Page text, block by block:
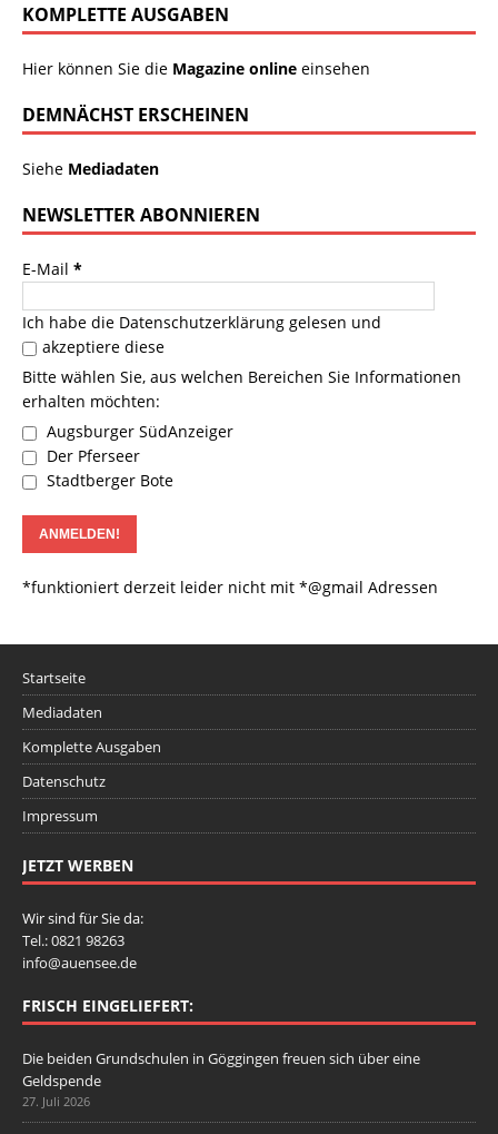
KOMPLETTE AUSGABEN
Hier können Sie die Magazine online einsehen
DEMNÄCHST ERSCHEINEN
Siehe Mediadaten
NEWSLETTER ABONNIEREN
E-Mail *
Ich habe die Datenschutzerklärung gelesen und
akzeptiere diese
Bitte wählen Sie, aus welchen Bereichen Sie Informationen
erhalten möchten:
Augsburger SüdAnzeiger
Der Pferseer
Stadtberger Bote
*funktioniert derzeit leider nicht mit *@gmail Adressen
Startseite
Mediadaten
Komplette Ausgaben
Datenschutz
Impressum
JETZT WERBEN
Wir sind für Sie da:
Tel.: 0821 98263
info@auensee.de
FRISCH EINGELIEFERT:
Die beiden Grundschulen in Göggingen freuen sich über eine
Geldspende
27. Juli 2026